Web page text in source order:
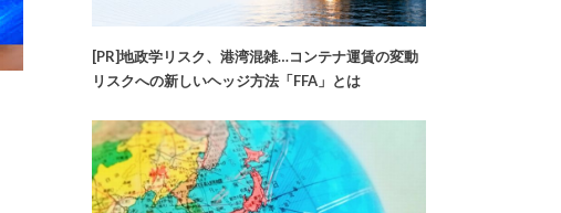
[PR]地政学リスク、港湾混雑…コンテナ運賃の変動
リスクへの新しいヘッジ方法「FFA」とは